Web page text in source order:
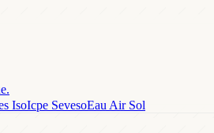
IsoIcpe SevesoEau Air Sol